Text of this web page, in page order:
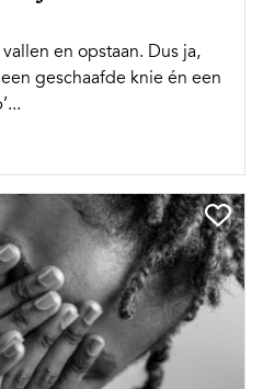
en opstaan. Dus ja,
geschaafde knie én een